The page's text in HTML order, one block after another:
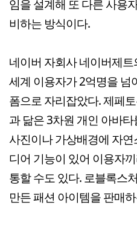
임을 설계해 또 다른 사용
비하는 방식이다.
네이버 자회사 네이버제트
세계 이용자가 2억명을 넘
폼으로 자리잡았다. 제페
과 닮은 3차원 개인 아바
사진이나 가상배경에 자
디어 기능이 있어 이용자
통할 수도 있다. 로블록스
만든 패션 아이템을 판매